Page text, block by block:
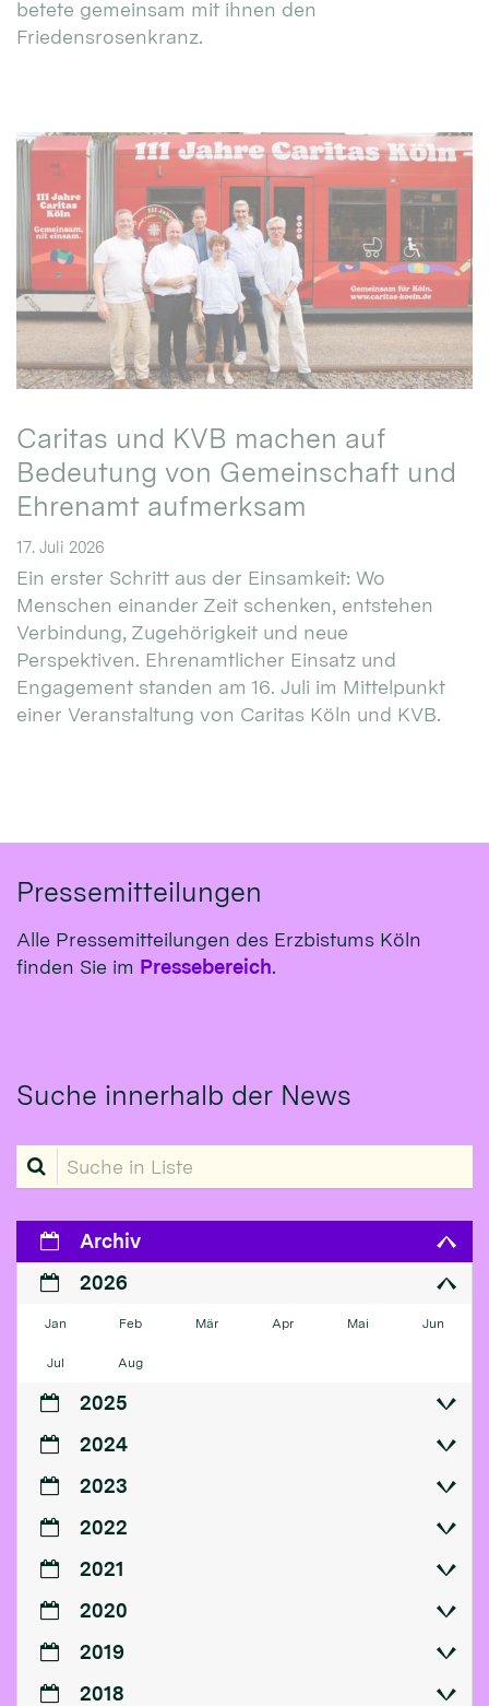
betete gemeinsam mit ihnen den
Friedensrosenkranz.
Caritas und KVB machen auf
Bedeutung von Gemeinschaft und
Ehrenamt aufmerksam
17. Juli 2026
Ein erster Schritt aus der Einsamkeit: Wo
Menschen einander Zeit schenken, entstehen
Verbindung, Zugehörigkeit und neue
Perspektiven. Ehrenamtlicher Einsatz und
Engagement standen am 16. Juli im Mittelpunkt
einer Veranstaltung von Caritas Köln und KVB.
Pressemitteilungen
Alle Pressemitteilungen des Erzbistums Köln
finden Sie im Pressebereich.
Suche innerhalb der News
Suche in Liste
Archiv
2026
Jan Feb Mär Apr Mai Jun
Jul Aug
2025
2024
2023
2022
2021
2020
2019
2018